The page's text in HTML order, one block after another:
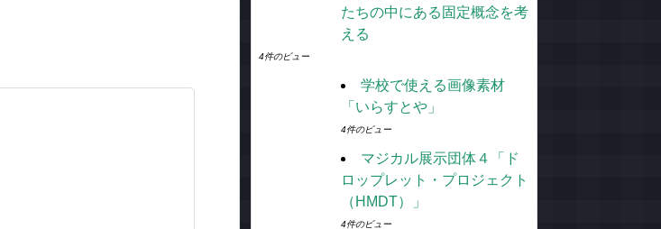
たちの中にある固定概念を考
える
4件のビュー
学校で使える画像素材
「いらすとや」
4件のビュー
マジカル展示団体４「ド
ロップレット・プロジェクト
（HMDT）」
4件のビュー